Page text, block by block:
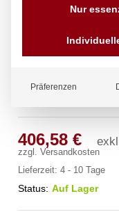
chief
406,58€
zzgl.Versandkosten
Lieferzeit:4 - 10 Tage
Status: Auf Lager
Nur
Präferenzen